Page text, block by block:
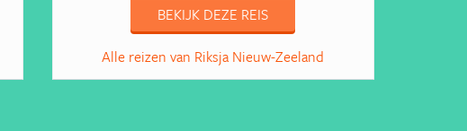
BEKIJK DEZE REIS
Alle reizen van Riksja Nieuw-Zeeland